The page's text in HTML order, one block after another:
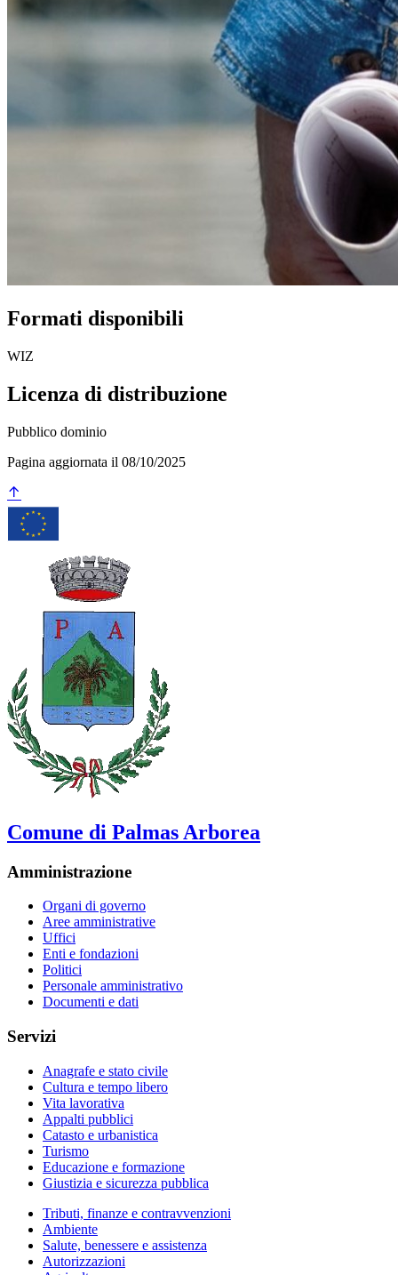
Formati disponibili
WIZ
Licenza di distribuzione
Pubblico dominio
Pagina aggiornata il 08/10/2025
Comune di Palmas Arborea
Amministrazione
Organi di governo
Aree amministrative
Uffici
Enti e fondazioni
Politici
Personale amministrativo
Documenti e dati
Servizi
Anagrafe e stato civile
Cultura e tempo libero
Vita lavorativa
Appalti pubblici
Catasto e urbanistica
Turismo
Educazione e formazione
Giustizia e sicurezza pubblica
Tributi, finanze e contravvenzioni
Ambiente
Salute, benessere e assistenza
Autorizzazioni